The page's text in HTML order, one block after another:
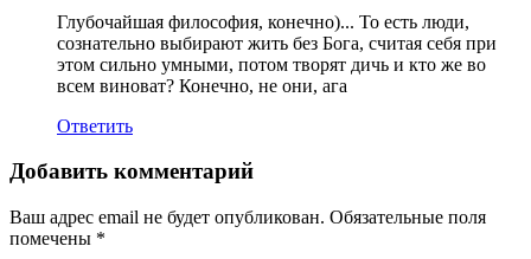
Глубочайшая философия, конечно)... То есть люди,
сознательно выбирают жить без Бога, считая себя при
этом сильно умными, потом творят дичь и кто же во
всем виноват? Конечно, не они, ага
Ответить
Добавить комментарий
Ваш адрес email не будет опубликован. Обязательные поля
помечены *